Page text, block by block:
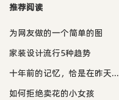
推荐阅读
为网友做的一个简单的图
家装设计流行5种趋势
十年前的记忆，恰是在昨天...
如何拒绝卖花的小女孩